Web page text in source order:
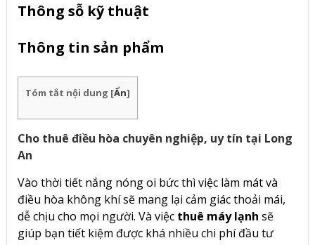
Thông sỗ kỹ thuật
Thông tin sản phẩm
Tóm tắt nội dung [Ẩn]
Cho thuê điều hòa chuyên nghiệp, uy tín tại Long
An
Vào thời tiết nắng nóng oi bức thì việc làm mát và
điều hòa không khí sẽ mang lại cảm giác thoải mái,
dễ chịu cho mọi người. Và việc thuê máy lạnh sẽ
giúp bạn tiết kiệm được khá nhiều chi phí đầu tư